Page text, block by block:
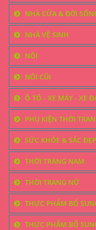
NHÀ CỬA & ĐỜI
NHÀ VỆ SINH
NÔI
NÔI CŨI
Ô TÔ - XE MÁY - XE
PHỤ KIỆN THỜI
SỨC KHỎE & SẮC ĐẸP
THỜI TRANG NAM
THỜI TRANG NỮ
THỰC PHẨM BỔ
THỰC PHẨM BỔ